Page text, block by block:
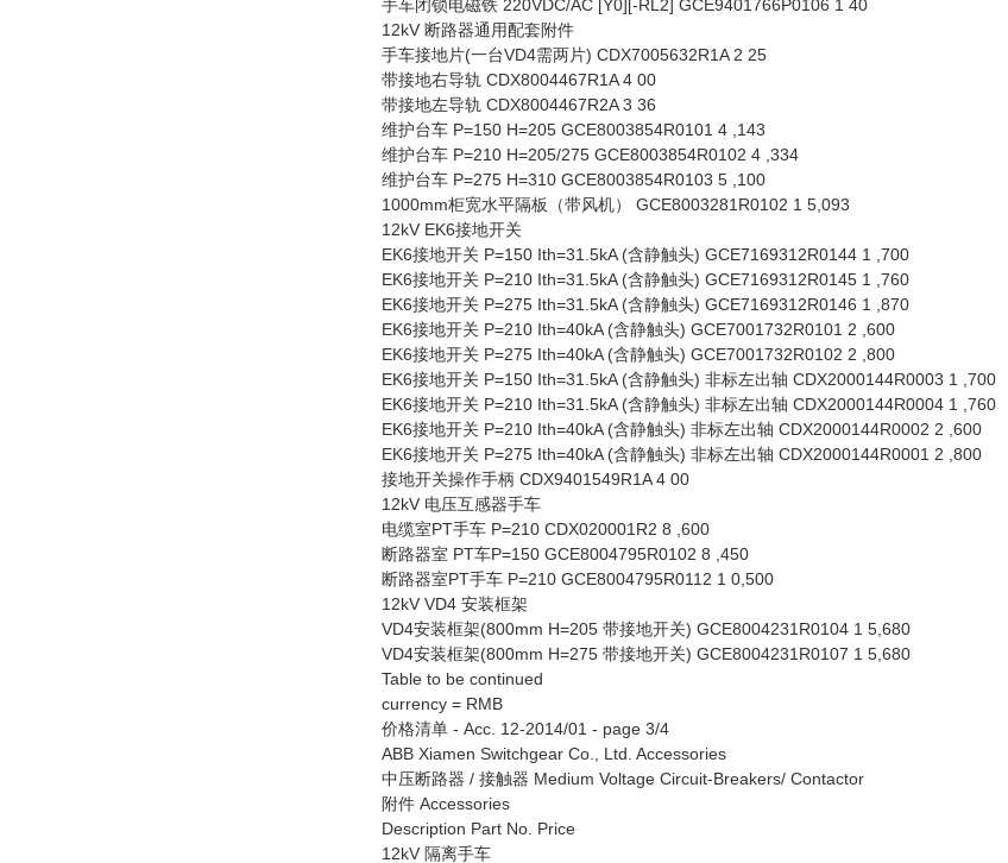
手车闭锁电磁铁 220VDC/AC [Y0][-RL2] GCE9401766P0106 1 40
12kV 断路器通用配套附件
手车接地片(一台VD4需两片) CDX7005632R1A 2 25
带接地右导轨 CDX8004467R1A 4 00
带接地左导轨 CDX8004467R2A 3 36
维护台车 P=150 H=205 GCE8003854R0101 4 ,143
维护台车 P=210 H=205/275 GCE8003854R0102 4 ,334
维护台车 P=275 H=310 GCE8003854R0103 5 ,100
1000mm柜宽水平隔板（带风机） GCE8003281R0102 1 5,093
12kV EK6接地开关
EK6接地开关 P=150 Ith=31.5kA (含静触头) GCE7169312R0144 1 ,700
EK6接地开关 P=210 Ith=31.5kA (含静触头) GCE7169312R0145 1 ,760
EK6接地开关 P=275 Ith=31.5kA (含静触头) GCE7169312R0146 1 ,870
EK6接地开关 P=210 Ith=40kA (含静触头) GCE7001732R0101 2 ,600
EK6接地开关 P=275 Ith=40kA (含静触头) GCE7001732R0102 2 ,800
EK6接地开关 P=150 Ith=31.5kA (含静触头) 非标左出轴 CDX2000144R0003 1 ,700
EK6接地开关 P=210 Ith=31.5kA (含静触头) 非标左出轴 CDX2000144R0004 1 ,760
EK6接地开关 P=210 Ith=40kA (含静触头) 非标左出轴 CDX2000144R0002 2 ,600
EK6接地开关 P=275 Ith=40kA (含静触头) 非标左出轴 CDX2000144R0001 2 ,800
接地开关操作手柄 CDX9401549R1A 4 00
12kV 电压互感器手车
电缆室PT手车 P=210 CDX020001R2 8 ,600
断路器室 PT车P=150 GCE8004795R0102 8 ,450
断路器室PT手车 P=210 GCE8004795R0112 1 0,500
12kV VD4 安装框架
VD4安装框架(800mm H=205 带接地开关) GCE8004231R0104 1 5,680
VD4安装框架(800mm H=275 带接地开关) GCE8004231R0107 1 5,680
Table to be continued
currency = RMB
价格清单 - Acc. 12-2014/01 - page 3/4
ABB Xiamen Switchgear Co., Ltd. Accessories
中压断路器 / 接触器 Medium Voltage Circuit-Breakers/ Contactor
附件 Accessories
Description Part No. Price
12kV 隔离手车